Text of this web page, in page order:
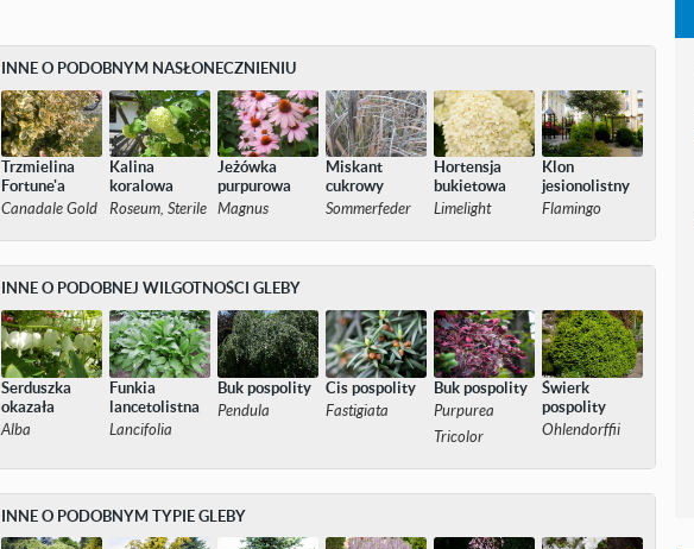
INNE O PODOBNYM NASŁONECZNIENIU
Trzmielina
Fortune'a
Canadale Gold
Kalina
koralowa
Roseum, Sterile
Jeżówka
purpurowa
Magnus
Miskant
cukrowy
Sommerfeder
Hortensja
bukietowa
Limelight
Klon
jesionolistny
Flamingo
INNE O PODOBNEJ WILGOTNOŚCI GLEBY
Serduszka
okazała
Alba
Funkia
lancetolistna
Lancifolia
Buk pospolity
Pendula
Cis pospolity
Fastigiata
Buk pospolity
Purpurea
Tricolor
Świerk
pospolity
Ohlendorffii
INNE O PODOBNYM TYPIE GLEBY